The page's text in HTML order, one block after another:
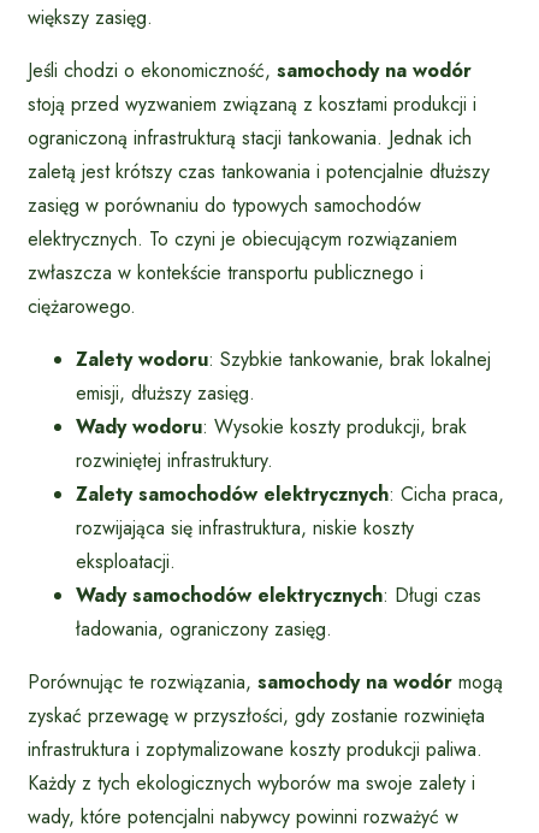
większy zasięg.
Jeśli chodzi o ekonomiczność, samochody na wodór
stoją przed wyzwaniem związaną z kosztami produkcji i
ograniczoną infrastrukturą stacji tankowania. Jednak ich
zaletą jest krótszy czas tankowania i potencjalnie dłuższy
zasięg w porównaniu do typowych samochodów
elektrycznych. To czyni je obiecującym rozwiązaniem
zwłaszcza w kontekście transportu publicznego i
ciężarowego.
Zalety wodoru: Szybkie tankowanie, brak lokalnej
emisji, dłuższy zasięg.
Wady wodoru: Wysokie koszty produkcji, brak
rozwiniętej infrastruktury.
Zalety samochodów elektrycznych: Cicha praca,
rozwijająca się infrastruktura, niskie koszty
eksploatacji.
Wady samochodów elektrycznych: Długi czas
ładowania, ograniczony zasięg.
Porównując te rozwiązania, samochody na wodór mogą
zyskać przewagę w przyszłości, gdy zostanie rozwinięta
infrastruktura i zoptymalizowane koszty produkcji paliwa.
Każdy z tych ekologicznych wyborów ma swoje zalety i
wady, które potencjalni nabywcy powinni rozważyć w